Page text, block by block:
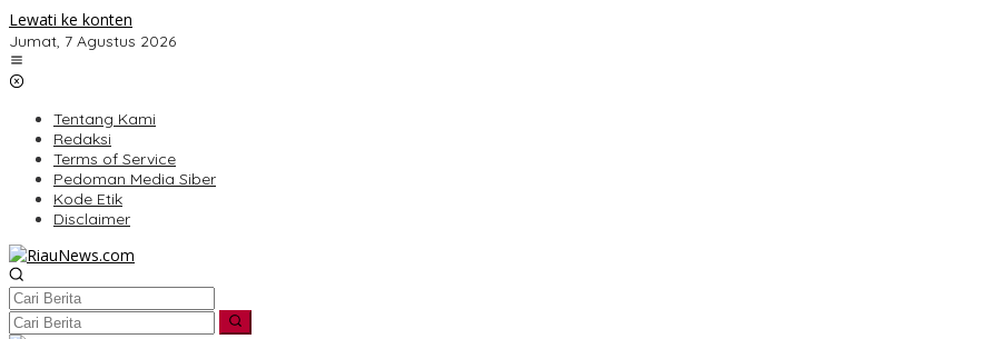
Lewati ke konten
Jumat, 7 Agustus 2026
Tentang Kami
Redaksi
Terms of Service
Pedoman Media Siber
Kode Etik
Disclaimer